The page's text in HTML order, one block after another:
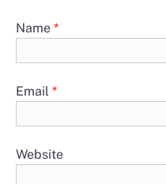
Name *
Email *
Website